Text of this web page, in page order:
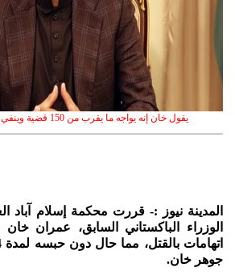
يقول خان إنه يواجه ما يقرب من 150 قضية وينفي ارتكاب أي مخالفات
المدينة نيوز :- قررت محكمة إسلام آباد
الوزراء الباكستاني السابق، عمران
جوهر خان.